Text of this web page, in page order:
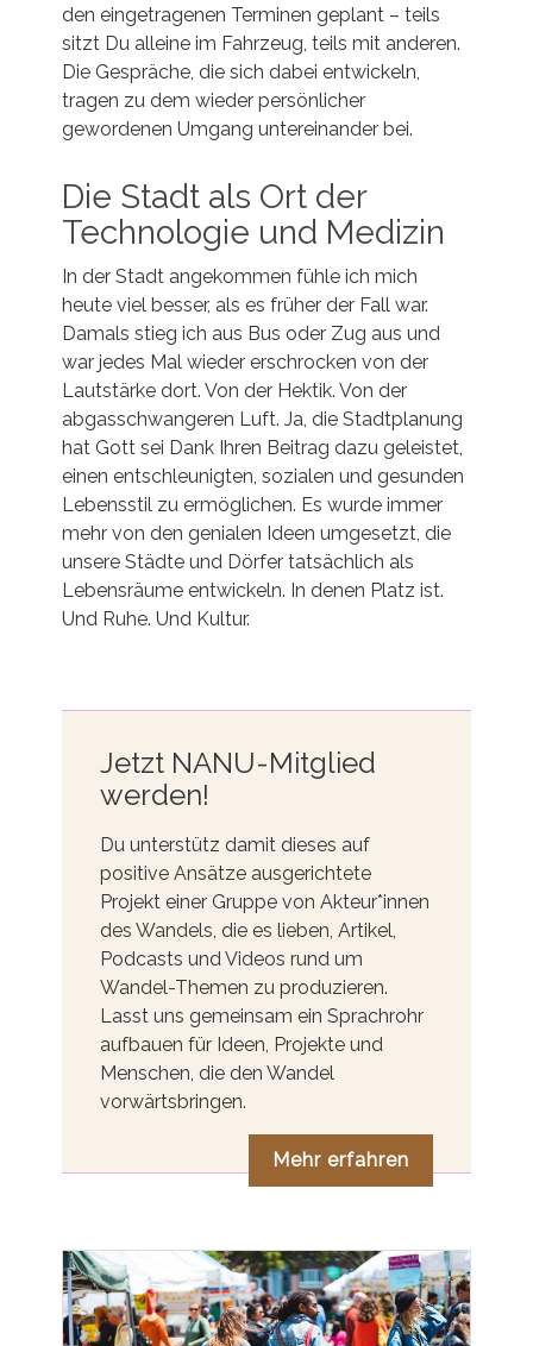
den eingetragenen Terminen geplant – teils
sitzt Du alleine im Fahrzeug, teils mit anderen.
Die Gespräche, die sich dabei entwickeln,
tragen zu dem wieder persönlicher
gewordenen Umgang untereinander bei.
Die Stadt als Ort der
Technologie und Medizin
In der Stadt angekommen fühle ich mich
heute viel besser, als es früher der Fall war.
Damals stieg ich aus Bus oder Zug aus und
war jedes Mal wieder erschrocken von der
Lautstärke dort. Von der Hektik. Von der
abgasschwangeren Luft. Ja, die Stadtplanung
hat Gott sei Dank Ihren Beitrag dazu geleistet,
einen entschleunigten, sozialen und gesunden
Lebensstil zu ermöglichen. Es wurde immer
mehr von den genialen Ideen umgesetzt, die
unsere Städte und Dörfer tatsächlich als
Lebensräume entwickeln. In denen Platz ist.
Und Ruhe. Und Kultur.
Jetzt NANU-Mitglied
werden!
Du unterstütz damit dieses auf
positive Ansätze ausgerichtete
Projekt einer Gruppe von Akteur*innen
des Wandels, die es lieben, Artikel,
Podcasts und Videos rund um
Wandel-Themen zu produzieren.
Lasst uns gemeinsam ein Sprachrohr
aufbauen für Ideen, Projekte und
Menschen, die den Wandel
vorwärtsbringen.
Mehr erfahren